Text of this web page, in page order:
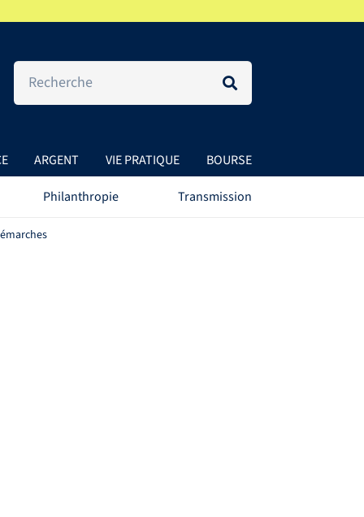
ARGENT VIE PRATIQUE BOURSE
Philanthropie Transmission